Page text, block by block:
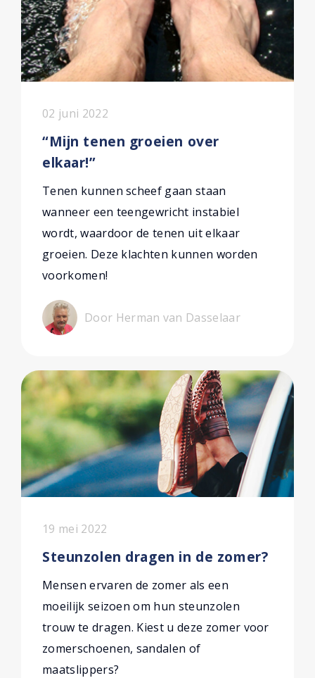
02 juni 2022
“Mijn tenen groeien over
elkaar!”
Tenen kunnen scheef gaan staan
wanneer een teengewricht instabiel
wordt, waardoor de tenen uit elkaar
groeien. Deze klachten kunnen worden
voorkomen!
Door Herman van Dasselaar
19 mei 2022
Steunzolen dragen in de zomer?
Mensen ervaren de zomer als een
moeilijk seizoen om hun steunzolen
trouw te dragen. Kiest u deze zomer voor
zomerschoenen, sandalen of
maatslippers?